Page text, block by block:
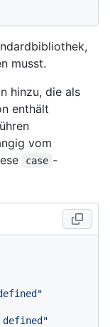
musst.
hinzu, die als
enthält
vom
case -